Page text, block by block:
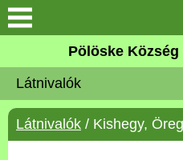
Keresés
Köszöntő
Elérhetőségek
Pölöske
Látnivalók
Látnivalók / Kishegy,